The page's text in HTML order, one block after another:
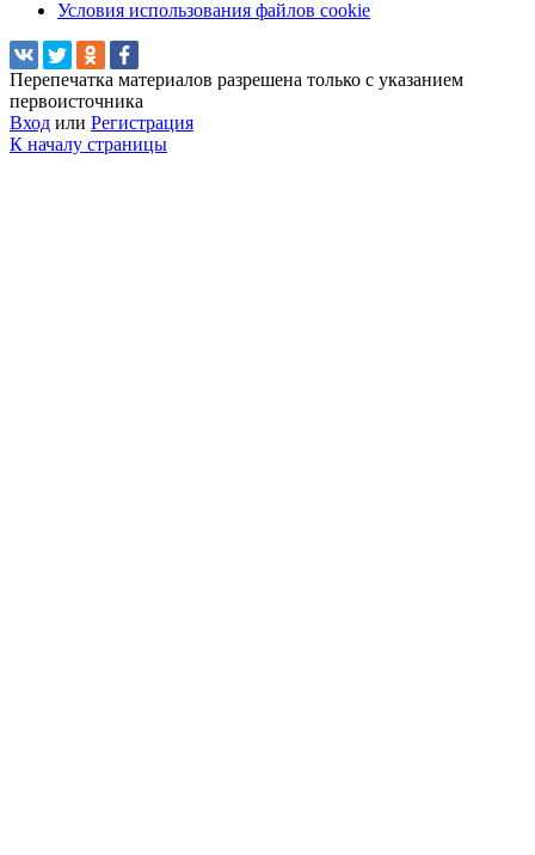
Условия использования файлов cookie
Перепечатка материалов разрешена только с указанием
первоисточника
Вход или Регистрация
К началу страницы